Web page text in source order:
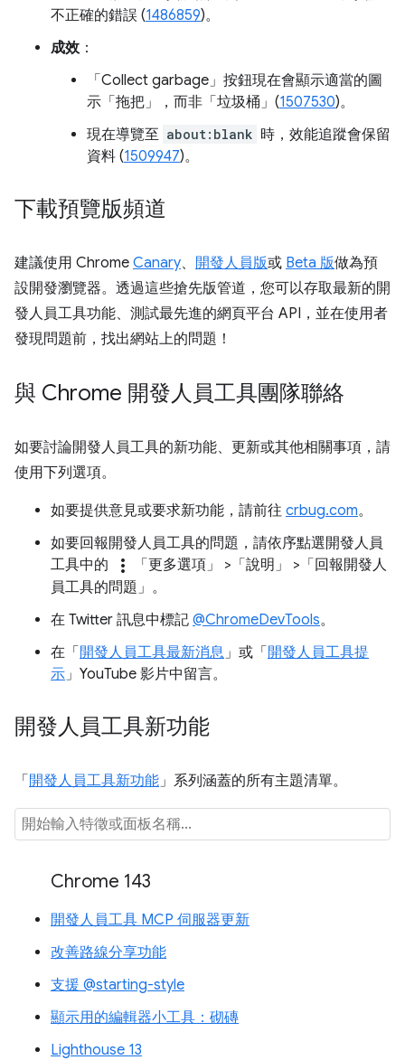
不正確的錯誤 (1486859)。
成效 ：
「Collect garbage」 按鈕現在會顯示適當的圖
示「拖把」，而非「垃圾桶」(1507530)。
現在導覽至 about:blank 時，效能追蹤會保留
資料 (1509947)。
下載預覽版頻道
建議使用 Chrome Canary、 開發人員版或 Beta 版做為預
設開發瀏覽器。透過這些搶先版管道，您可以存取最新的開
發人員工具功能、測試最先進的網頁平台 API，並在使用者
發現問題前，找出網站上的問題！
與 Chrome 開發人員工具團隊聯絡
如要討論開發人員工具的新功能、更新或其他相關事項，請
使用下列選項。
如要提供意見或要求新功能，請前往 crbug.com。
如要回報開發人員工具的問題，請依序點選開發人員
工具中的
more_vert 「更多選項」 >「說明」
>「回報開發人
員工具的問題」 。
在 Twitter 訊息中標記 @ChromeDevTools。
在「開發人員工具最新消息 」或「開發人員工具提
示 」YouTube 影片中留言。
開發人員工具新功能
「開發人員工具新功能 」系列涵蓋的所有主題清單。
Chrome 143
開發人員工具 MCP 伺服器更新
改善路線分享功能
支援 @starting-style
顯示用的編輯器小工具：砌磚
Lighthouse 13